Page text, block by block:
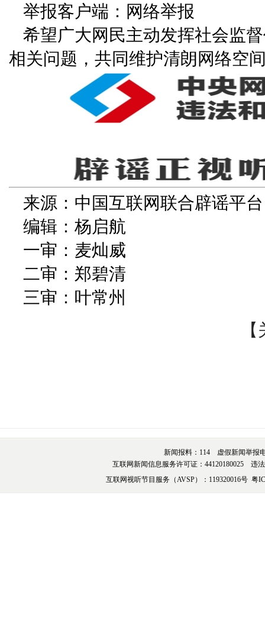
举报客户端：网络举报
希望广大网民主动发挥社会监
相关问题，共同维护清朗网络空
来源：中国互联网联合辟谣平台
编辑：杨启航
一审：麦灿威
二审：郑碧清
三审：叶常州
新闻报料：114 虚假新闻举报电
互联网新闻信息服务许可证：44120180025 违
互联网视听节目服务（AVSP）：119320016号粤